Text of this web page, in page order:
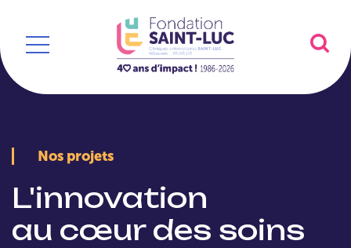
Nos projets
L'innovation
au cœur des soins